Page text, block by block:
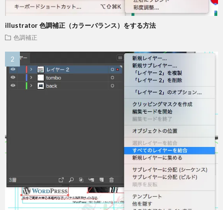
illustrator 色調補正（カラーバランス）をする方法
色調補正